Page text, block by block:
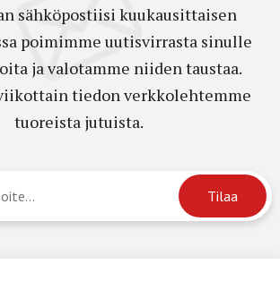
sähköpostiisi kuukausittaisen
poimimme uutisvirrasta sinulle
ja valotamme niiden taustaa.
tiedon verkkolehtemme
tuoreista jutuista.